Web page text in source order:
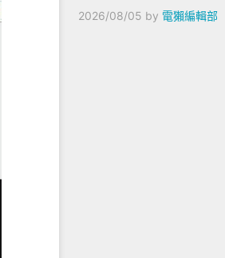
2026/08/05 by 電獺編輯部